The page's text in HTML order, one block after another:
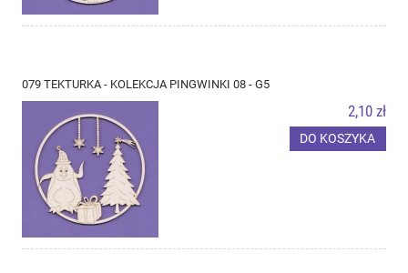
079 TEKTURKA - KOLEKCJA PINGWINKI 08 - G5
2,10 zł
DO KOSZYKA